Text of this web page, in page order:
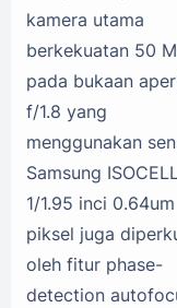
kamera utama
berkekuatan 50
pada bukaan
f/1.8 yang
menggunakan
Samsung
1/1.95 inci 0.64um
piksel juga
oleh fitur phase-
detection